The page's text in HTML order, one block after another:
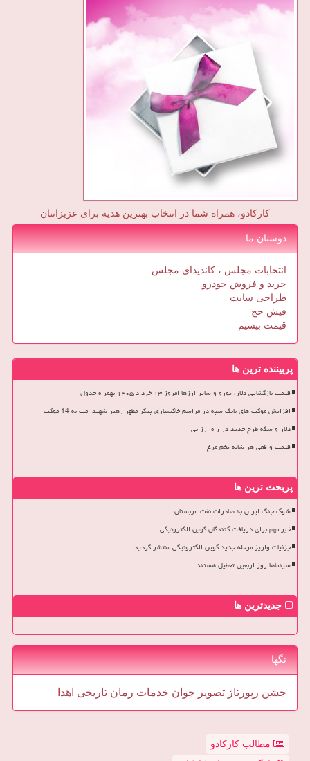
کارکادو، همراه شما در انتخاب بهترین هدیه برای عزیزانتان
دوستان ما
انتخابات مجلس ، کاندیدای مجلس
خرید و فروش خودرو
طراحی سایت
فیش حج
قیمت بیسیم
پربیننده ترین ها
قیمت بازگشایی دلار، یورو و سایر ارزها امروز ۱۳ خرداد ۱۴۰۵ بهمراه جدول
افزایش موکب های بانک سپه در مراسم خاکسپاری پیکر مطهر رهبر شهید امت به 14 موکب
دلار و سکه طرح جدید در راه ارزانی
قیمت واقعی هر شانه تخم مرغ
پربحث ترین ها
شوک جنگ ایران به صادرات نفت عربستان
خبر مهم برای دریافت کنندگان کوپن الکترونیکی
جزئیات واریز مرحله جدید کوپن الکترونیکی منتشر گردید
سینماها روز اربعین تعطیل هستند
جدیدترین ها
تگها
جشن رپورتاژ تصویر جوان خدمات رمان تاریخی اهدا
مطالب کارکادو